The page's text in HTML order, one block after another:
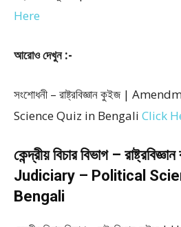
Here
আরোও দেখুন :-
সংশোধনী – রাষ্ট্রবিজ্ঞান কুইজ |
Science Quiz in Bengali Click
কেন্দ্রীয় বিচার বিভাগ –
Judiciary – Political
Bengali